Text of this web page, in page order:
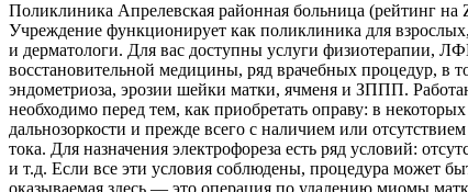
Поликлиника Апрелевская районная больница (рейтинг на
Учреждение функционирует как поликлиника для
и дерматологи. Для вас доступны услуги физиотерапии,
восстановительной медицины, ряд врачебных процедур, в
эндометриоза, эрозии шейки матки, ячменя и ЗППП.
необходимо перед тем, как приобретать оправу: в
дальнозоркости и прежде всего с наличием или
тока. Для назначения электрофореза есть ряд условий:
и т.д. Если все эти условия соблюдены, процедура может